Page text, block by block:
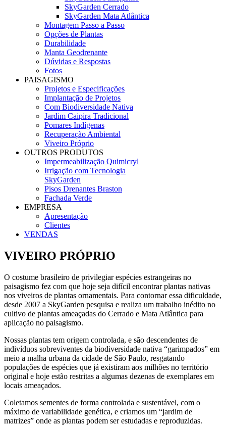
SkyGarden Cerrado
SkyGarden Mata Atlântica
Montagem Passo a Passo
Opções de Plantas
Durabilidade
Manta Geodrenante
Dúvidas e Respostas
Fotos
PAISAGISMO
Projetos e Especificações
Implantação de Projetos
Com Biodiversidade Nativa
Jardim Caipira Tradicional
Pomares Indígenas
Recuperação Ambiental
Viveiro Próprio
OUTROS PRODUTOS
Impermeabilização Quimicryl
Irrigação com Tecnologia
SkyGarden
Pisos Drenantes Braston
Fachada Verde
EMPRESA
Apresentação
Clientes
VENDAS
VIVEIRO PRÓPRIO
O costume brasileiro de privilegiar espécies estrangeiras no
paisagismo fez com que hoje seja difícil encontrar plantas nativas
nos viveiros de plantas ornamentais. Para contornar essa dificuldade,
desde 2007 a SkyGarden pesquisa e realiza um trabalho inédito no
cultivo de plantas ameaçadas do Cerrado e Mata Atlântica para
aplicação no paisagismo.
Nossas plantas tem origem controlada, e são descendentes de
indivíduos sobreviventes da biodiversidade nativa “garimpados” em
meio a malha urbana da cidade de São Paulo, resgatando
populações de espécies que já existiram aos milhões no território
original e hoje estão restritas a algumas dezenas de exemplares em
locais ameaçados.
Coletamos sementes de forma controlada e sustentável, com o
máximo de variabilidade genética, e criamos um “jardim de
matrizes” onde as plantas podem ser estudadas e reproduzidas.